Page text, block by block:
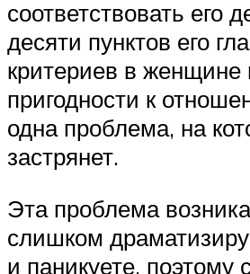
соответствовать его
десяти пунктов его
критериев в женщине
пригодности к
одна проблема, на
застрянет.
Эта проблема
слишком
и паникуете, поэтому